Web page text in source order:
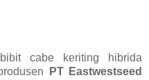
cabe keriting hibrida
PT Eastwestseed